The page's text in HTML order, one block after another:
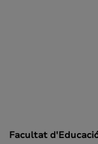
Facultat